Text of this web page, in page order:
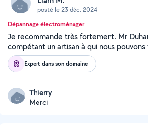
posté le 23 déc. 2024
Dépannage électroménager
Je recommande très fortement. Mr
compétant un artisan à qui nous pouvons
Expert dans son domaine
Thierry
Merci